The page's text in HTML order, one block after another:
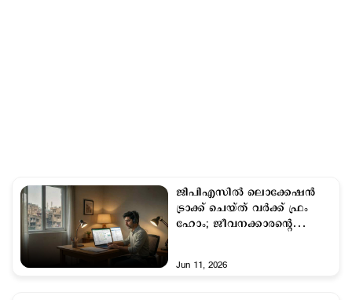
ജിപിഎസില്‍ ലൊക്കേഷന്‍
ട്രാക്ക് ചെയ്ത് വർക്ക് ഫ്രം
ഹോം; ജീവനക്കാരന്‍റെ
Jun 11, 2026